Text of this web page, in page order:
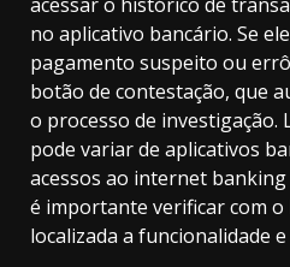
no aplicativo bancário. Se
pagamento suspeito ou
botão de contestação, que
o processo de investigação.
pode variar de aplicativos
acessos ao internet
é importante verificar com o
localizada a funcionalidade